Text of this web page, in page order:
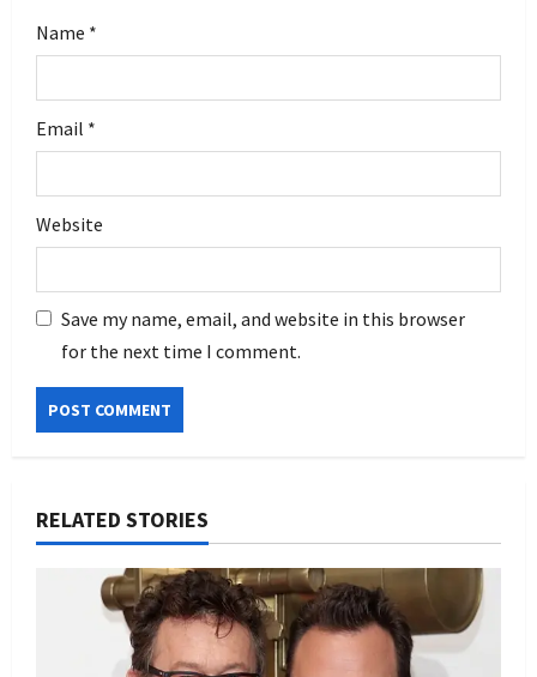
Name *
Email *
Website
Save my name, email, and website in this browser
for the next time I comment.
RELATED STORIES